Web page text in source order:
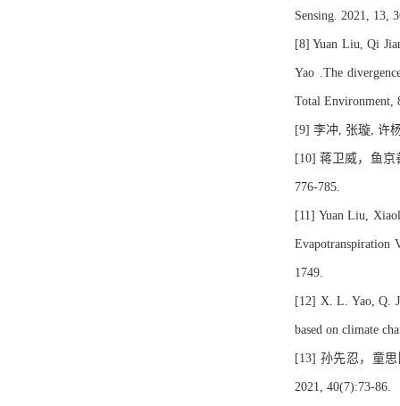
Sensing. 2021, 13,
[8] Yuan Liu, Qi
Yao .The
Total Environment,
[9] 李冲, 张璇, 许
[10] 蒋卫威，鱼
776-785.
[11] Yuan Liu,
Evapotranspiration
1749.
[12] X. L. Yao, Q.
based on climate
[13] 孙先忍，童
2021, 40(7):73-86.